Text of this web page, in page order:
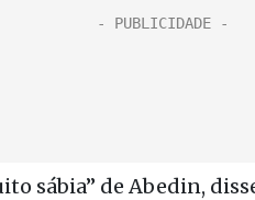
sábia” de Abedin,